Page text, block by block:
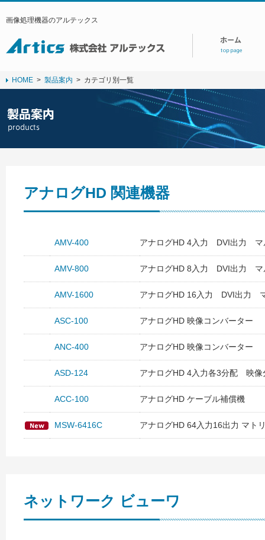
画像処理機器のアルテックス
HOME > 製品案内 > カテゴリ別一覧
アナログHD 関連機器
AMV-400 アナログHD 4入力 DVI出力 マ
AMV-800 アナログHD 8入力 DVI出力 マ
AMV-1600 アナログHD 16入力 DVI出力
ASC-100 アナログHD 映像コンバーター
ANC-400 アナログHD 映像コンバーター
ASD-124 アナログHD 4入力各3分配 映像
ACC-100 アナログHD ケーブル補償機
MSW-6416C アナログHD 64入力16出力 マト
ネットワーク ビューワ